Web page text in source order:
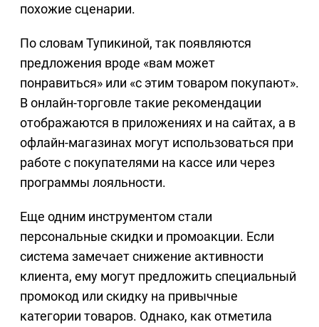
похожие сценарии.
По словам Тупикиной, так появляются
предложения вроде «вам может
понравиться» или «с этим товаром покупают».
В онлайн-торговле такие рекомендации
отображаются в приложениях и на сайтах, а в
офлайн-магазинах могут использоваться при
работе с покупателями на кассе или через
программы лояльности.
Еще одним инструментом стали
персональные скидки и промоакции. Если
система замечает снижение активности
клиента, ему могут предложить специальный
промокод или скидку на привычные
категории товаров. Однако, как отметила